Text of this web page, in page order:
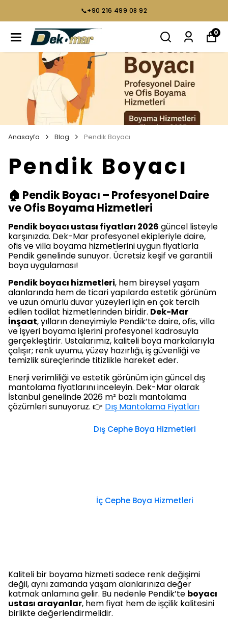
📞+90 216 499 08 92
0
Anasayfa Blog Pendik Boyacı
Pendik Boyacı
🏠 Pendik Boyacı – Profesyonel Daire
ve Ofis Boyama Hizmetleri
Pendik boyacı ustası fiyatları 2026 güncel listeyle
karşınızda. Dek-Mar profesyonel ekipleriyle daire,
ofis ve villa boyama hizmetlerini uygun fiyatlarla
Pendik genelinde sunuyor. Ücretsiz keşif ve garantili
boya uygulaması!
Pendik boyacı hizmetleri, hem bireysel yaşam
alanlarında hem de ticari yapılarda estetik görünüm
ve uzun ömürlü duvar yüzeyleri için en çok tercih
edilen tadilat hizmetlerinden biridir. Dek-Mar
İnşaat, yılların deneyimiyle Pendik’te daire, ofis, villa
ve işyeri boyama işlerini profesyonel kadrosuyla
gerçekleştirir. Ustalarımız, kaliteli boya markalarıyla
çalışır; renk uyumu, yüzey hazırlığı, iş güvenliği ve
temizlik süreçlerinde titizlikle hareket eder.
Enerji verimliliği ve estetik görünüm için güncel dış
mantolama fiyatlarını inceleyin. Dek-Mar olarak
İstanbul genelinde 2026 m² bazlı mantolama
çözümleri sunuyoruz. 👉 Dış Mantolama Fiyatları
Dış Cephe Boya Hizmetleri
İç Cephe Boya Hizmetleri
Kaliteli bir boyama hizmeti sadece renk değişimi
değil, aynı zamanda yaşam alanlarınıza değer
katmak anlamına gelir. Bu nedenle Pendik’te boyacı
ustası arayanlar, hem fiyat hem de işçilik kalitesini
birlikte değerlendirmelidir.